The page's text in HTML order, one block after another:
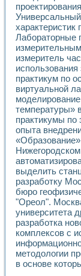
Лабораторные
измеритель
практикум по
виртуальной
температуры»
практикумы по
опыта
выделить
разработку
бюро
"Ореол".
университета
разработка
комплексов с
методологии
в основе